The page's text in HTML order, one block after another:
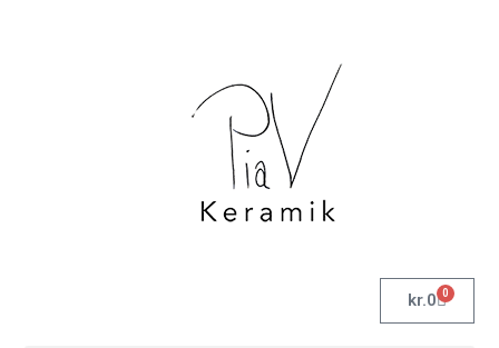
kr.0 0